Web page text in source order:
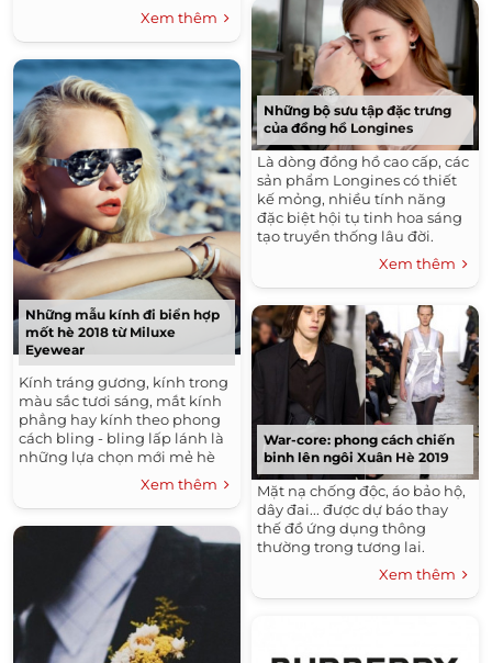
Xem thêm
Những mẫu kính đi biển hợp
mốt hè 2018 từ Miluxe
Eyewear
Kính tráng gương, kính trong
màu sắc tươi sáng, mắt kính
phẳng hay kính theo phong
cách bling - bling lấp lánh là
những lựa chọn mới mẻ hè
Xem thêm
Những bộ sưu tập đặc trưng
của đồng hồ Longines
Là dòng đồng hồ cao cấp, các
sản phẩm Longines có thiết
kế mỏng, nhiều tính năng
đặc biệt hội tụ tinh hoa sáng
tạo truyền thống lâu đời.
Xem thêm
War-core: phong cách chiến
binh lên ngôi Xuân Hè 2019
Mặt nạ chống độc, áo bảo hộ,
dây đai... được dự báo thay
thế đồ ứng dụng thông
thường trong tương lai.
Xem thêm